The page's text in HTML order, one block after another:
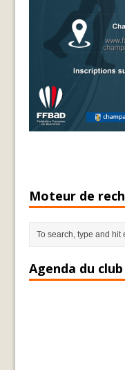
Moteur de
Agenda du club